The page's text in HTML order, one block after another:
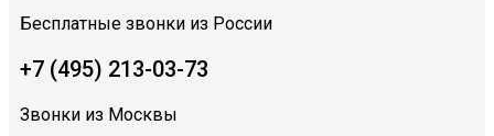
Бесплатные звонки из России
+7 (495) 213-03-73
Звонки из Москвы